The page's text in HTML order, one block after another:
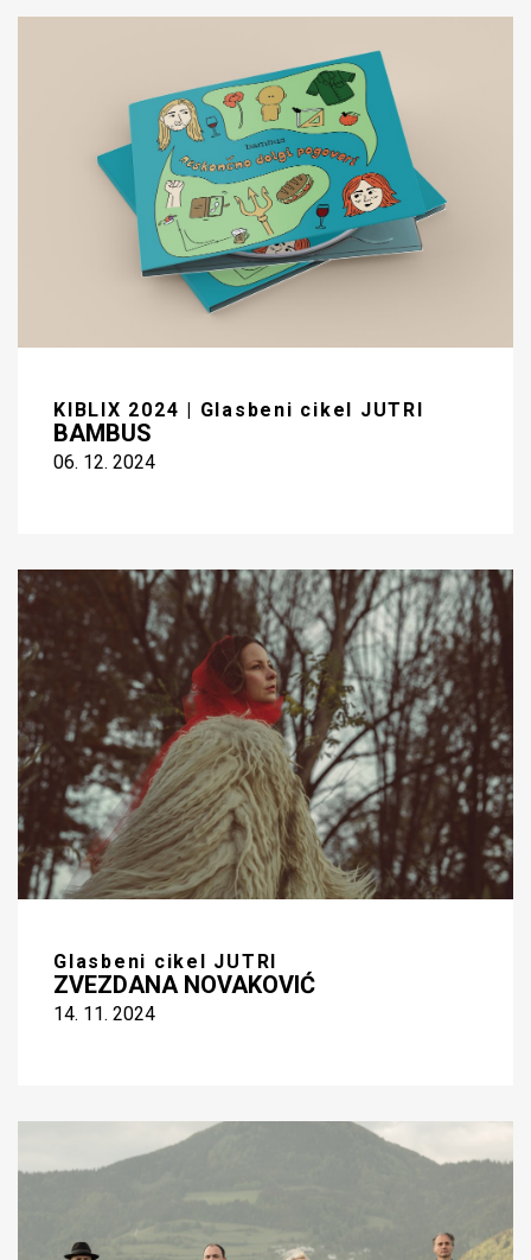
KIBLIX 2024 | Glasbeni cikel JUTRI
BAMBUS
06. 12. 2024
Glasbeni cikel JUTRI
ZVEZDANA NOVAKOVIĆ
14. 11. 2024